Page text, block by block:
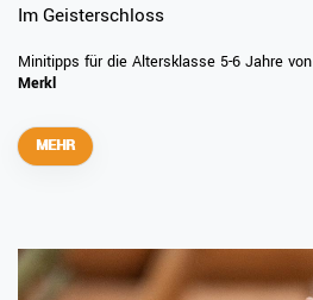
Im Geisterschloss
Minitipps für die Altersklasse 5-6 Jahre von
Merkl
MEHR